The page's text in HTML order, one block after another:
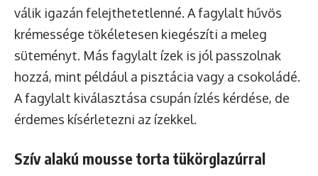
válik igazán felejthetetlenné. A fagylalt hűvös
krémessége tökéletesen kiegészíti a meleg
süteményt. Más fagylalt ízek is jól passzolnak
hozzá, mint például a pisztácia vagy a csokoládé.
A fagylalt kiválasztása csupán ízlés kérdése, de
érdemes kísérletezni az ízekkel.
Szív alakú mousse torta tükörglazúrral